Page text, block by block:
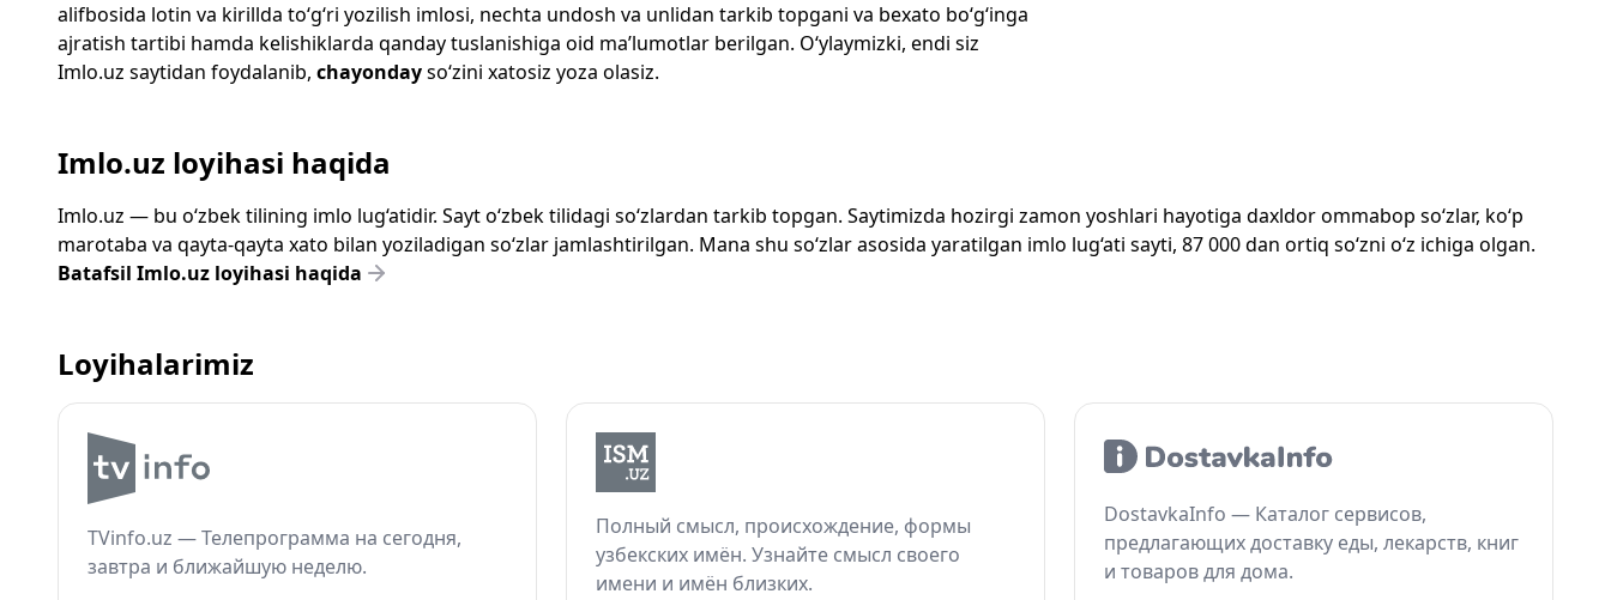
alifbosida lotin va kirillda to‘g‘ri yozilish imlosi, nechta undosh va unlidan tarkib topgani va bexato bo‘g‘inga
ajratish tartibi hamda kelishiklarda qanday tuslanishiga oid ma’lumotlar berilgan. O‘ylaymizki, endi siz
Imlo.uz saytidan foydalanib, chayondayso‘zini xatosiz yoza olasiz.
Imlo.uz loyihasi haqida
Imlo.uz — bu o‘zbek tilining imlo lug‘atidir. Sayt o‘zbek tilidagi so‘zlardan tarkib topgan. Saytimizda hozirgi zamon yoshlari hayotiga daxldor ommabop so‘zlar, ko‘p
marotaba va qayta-qayta xato bilan yoziladigan so‘zlar jamlashtirilgan. Mana shu so‘zlar asosida yaratilgan imlo lug‘ati sayti, 87 000 dan ortiq so‘zni o‘z ichiga olgan.
Batafsil Imlo.uz loyihasi haqida
Loyihalarimiz
TVinfo.uz — Телепрограмма на сегодня,
завтра и ближайшую неделю.
Полный смысл, происхождение, формы
узбекских имён. Узнайте смысл своего
имени и имён близких.
DostavkaInfo — Каталог сервисов,
предлагающих доставку еды, лекарств, книг
и товаров для дома.